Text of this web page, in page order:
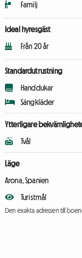
Familj
Ideal hyresgäst
Från 20 år
Standardutrustning
Handdukar
Sängkläder
Ytterligare
Tvål
Läge
Arona, Spanien
Turistmål
Den exakta adressen till